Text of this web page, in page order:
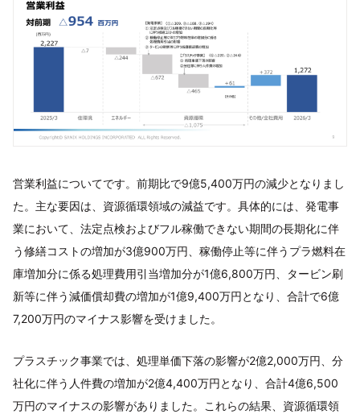
営業利益についてです。前期比で9億5,400万円の減少となりまし
た。主な要因は、資源循環領域の減益です。具体的には、発電事
業において、法定点検およびフル稼働できない期間の長期化に伴
う修繕コストの増加が3億900万円、稼働停止等に伴うプラ燃料在
庫増加分に係る処理費用引当増加分が1億6,800万円、タービン刷
新等に伴う減価償却費の増加が1億9,400万円となり、合計で6億
7,200万円のマイナス影響を受けました。
プラスチック事業では、処理単価下落の影響が2億2,000万円、分
社化に伴う人件費の増加が2億4,400万円となり、合計4億6,500
万円のマイナスの影響がありました。これらの結果、資源循環領